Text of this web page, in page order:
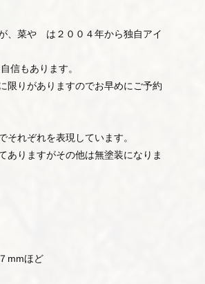
、菜や は２００４年から独自アイ
信もあります。
限りがありますのでお早めにご予約
れぞれを表現しています。
りますがその他は無塗装になりま
ほど